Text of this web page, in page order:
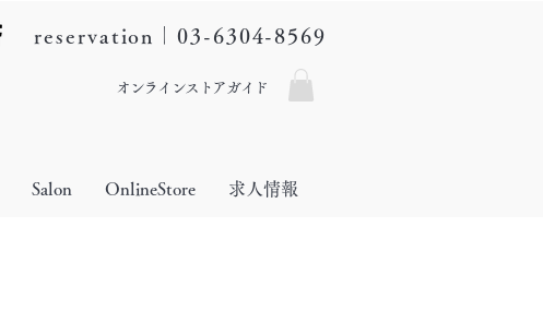
reservation｜03-6304-8569
オンラインストアガイド
Salon OnlineStore 求人情報